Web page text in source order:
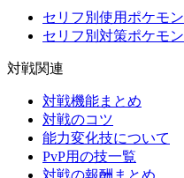
セリフ別使用ポケモン
セリフ別対策ポケモン
対戦関連
対戦機能まとめ
対戦のコツ
能力変化技について
PvP用の技一覧
対戦の報酬まとめ